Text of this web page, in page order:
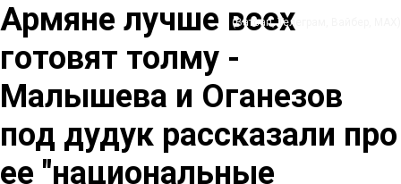
(Ватсап, Телеграм, Вайбер, MAX)
Армяне лучше всех
готовят толму -
Малышева и Оганезов
под дудук рассказали про
ее "национальные